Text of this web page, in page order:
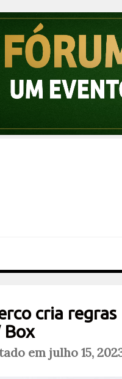
cria regras
Box
em julho 15,